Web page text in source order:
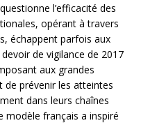
questionne l’efficacité des
opérant à travers
échappent parfois aux
de vigilance de 2017
aux grandes
de prévenir les atteintes
dans leurs chaînes
modèle français a inspiré